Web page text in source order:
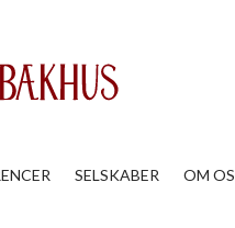
SELSKABER OM OS